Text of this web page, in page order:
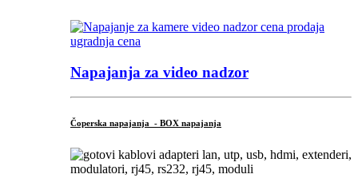
Napajanja za video nadzor
Čoperska napajanja - BOX napajanja